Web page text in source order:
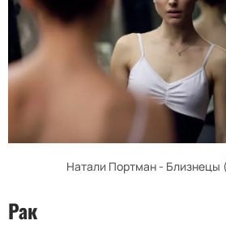
Натали Портман - Близнецы
Рак